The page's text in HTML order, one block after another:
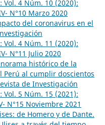
Vol. 4 Núm. 10 (2020):
N°10 Marzo 2020
del coronavirus en el
Vol. 4 Núm. 11 (2020):
N°11 Julio 2020
histórico de la
Perú al cumplir doscientos
de Investigación
Vol. 5 Núm. 15 (2021):
N°15 Noviembre 2021
de Homero y de Dante.